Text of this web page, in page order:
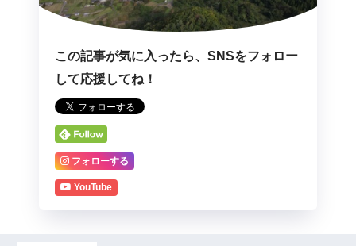
この記事が気に入ったら、SNSをフォロー
して応援してね！
フォローする
YouTube